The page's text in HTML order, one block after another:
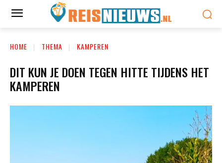
HOME THEMA KAMPEREN
DIT KUN JE DOEN TEGEN HITTE TIJDENS HET
KAMPEREN